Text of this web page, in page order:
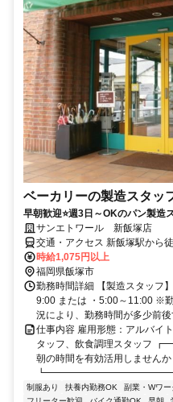
ベーカリーの製造スタッ
早朝歓迎⭐週3日～OKのパン製造
サンエトワール 新飯塚店
交通・アクセス 新飯塚駅から
時給1,075円以上
福岡県飯塚市
勤務時間詳細 【製造スタッフ
9:00 または ・5:00～11:00 ※
況により、勤務時間が多少前後
仕事内容 雇用形態：アルバイ
タッフ、飲食調理スタ
朝の時間を有効活用しませんか
制服あり 扶養内勤務OK 副業・Wワー